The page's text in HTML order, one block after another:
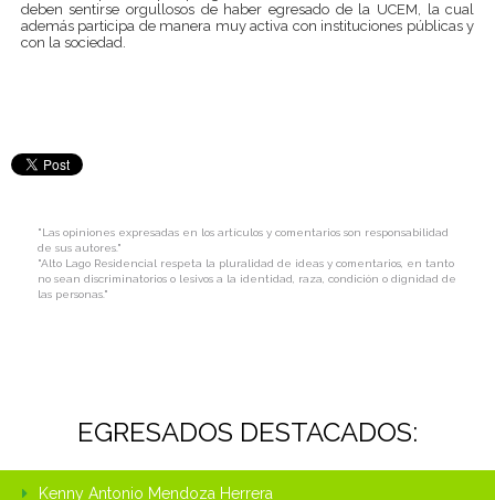
deben sentirse orgullosos de haber egresado de la UCEM, la cual
además participa de manera muy activa con instituciones públicas y
con la sociedad.
"Las opiniones expresadas en los artículos y comentarios son responsabilidad
de sus autores."
"Alto Lago Residencial respeta la pluralidad de ideas y comentarios, en tanto
no sean discriminatorios o lesivos a la identidad, raza, condición o dignidad de
las personas."
EGRESADOS DESTACADOS:
Kenny Antonio Mendoza Herrera